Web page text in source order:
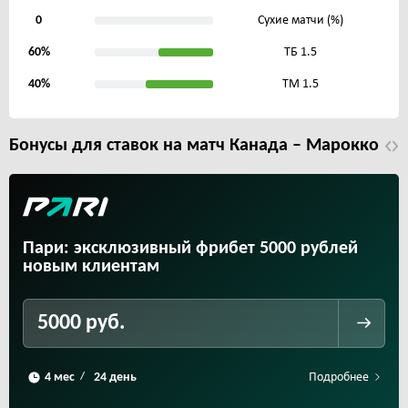
0 Сухие матчи (%)
60% ТБ 1.5
40% ТМ 1.5
Бонусы для ставок на матч Канада – Марокко
Пари: эксклюзивный фрибет 5000 рублей
новым клиентам
5000 руб.
/ Подробнее